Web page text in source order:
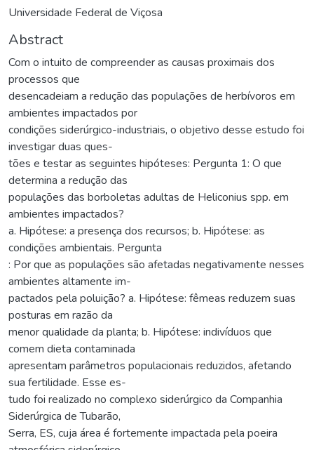
Universidade Federal de Viçosa
Abstract
Com o intuito de compreender as causas proximais dos
processos que
desencadeiam a redução das populações de herbívoros em
ambientes impactados por
condições siderúrgico-industriais, o objetivo desse estudo foi
investigar duas ques-
tões e testar as seguintes hipóteses: Pergunta 1: O que
determina a redução das
populações das borboletas adultas de Heliconius spp. em
ambientes impactados?
a. Hipótese: a presença dos recursos; b. Hipótese: as
condições ambientais. Pergunta
: Por que as populações são afetadas negativamente nesses
ambientes altamente im-
pactados pela poluição? a. Hipótese: fêmeas reduzem suas
posturas em razão da
menor qualidade da planta; b. Hipótese: indivíduos que
comem dieta contaminada
apresentam parâmetros populacionais reduzidos, afetando
sua fertilidade. Esse es-
tudo foi realizado no complexo siderúrgico da Companhia
Siderúrgica de Tubarão,
Serra, ES, cuja área é fortemente impactada pela poeira